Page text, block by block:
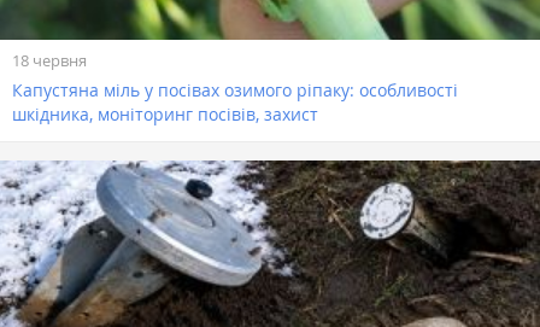
18 червня
Капустяна міль у посівах озимого ріпаку: особливості
шкідника, моніторинг посівів, захист